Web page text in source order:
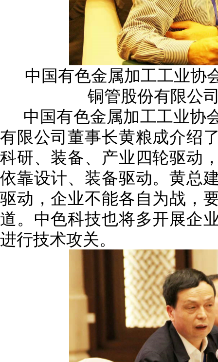
中国有色金属加工工业协
铜管股份有限公
中国有色金属加工工业协
有限公司董事长黄粮成介绍
科研、装备、产业四轮驱动
依靠设计、装备驱动。黄总
驱动，企业不能各自为战，
道。中色科技也将多开展企
进行技术攻关。